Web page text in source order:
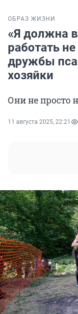
ОБРАЗ ЖИЗНИ
«Я должна
работать
дружбы
хозяйки
Они не просто
11 августа 2025, 22:21